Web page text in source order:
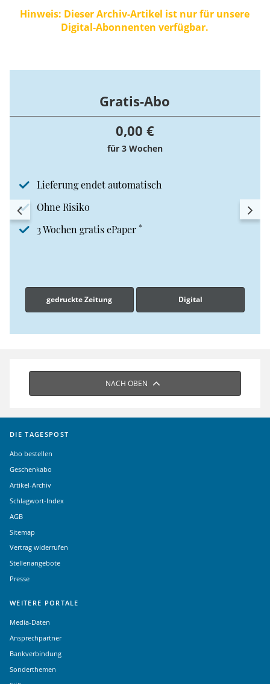
dieser Empfehlung folgte, hat die Europäische Union
nun die bereits im Sommer vereinbarte Option einer
Hinweis: Dieser Archiv-Artikel ist nur für unsere
Digital-Abonnenten verfügbar.
Gratis-Abo
0,00 €
für 3 Wochen
Lieferung endet automatisch
Ohne Risiko
3 Wochen gratis ePaper *
gedruckte Zeitung Digital
NACH OBEN
DIE TAGESPOST
Abo bestellen
Geschenkabo
Artikel-Archiv
Schlagwort-Index
AGB
Sitemap
Vertrag widerrufen
Stellenangebote
Presse
WEITERE PORTALE
Media-Daten
Ansprechpartner
Bankverbindung
Sonderthemen